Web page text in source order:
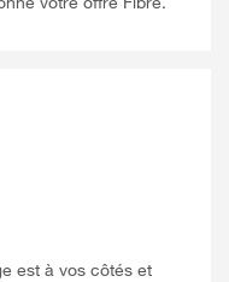
est à vos côtés et